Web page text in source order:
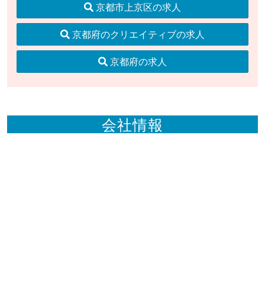
京都市上京区の求人
京都府のクリエイティブの求人
京都府の求人
会社情報